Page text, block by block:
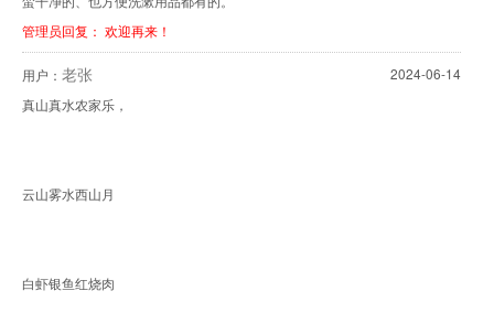
管理员回复： 欢迎再来！
用户： 老张
2024-06-14
真山真水农家乐，
云山雾水西山月
白虾银鱼红烧肉